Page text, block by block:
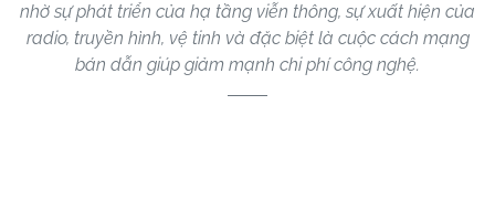
nhờ sự phát triển của hạ tầng viễn thông, sự xuất hiện của
radio, truyền hình, vệ tinh và đặc biệt là cuộc cách mạng
bán dẫn giúp giảm mạnh chi phí công nghệ.